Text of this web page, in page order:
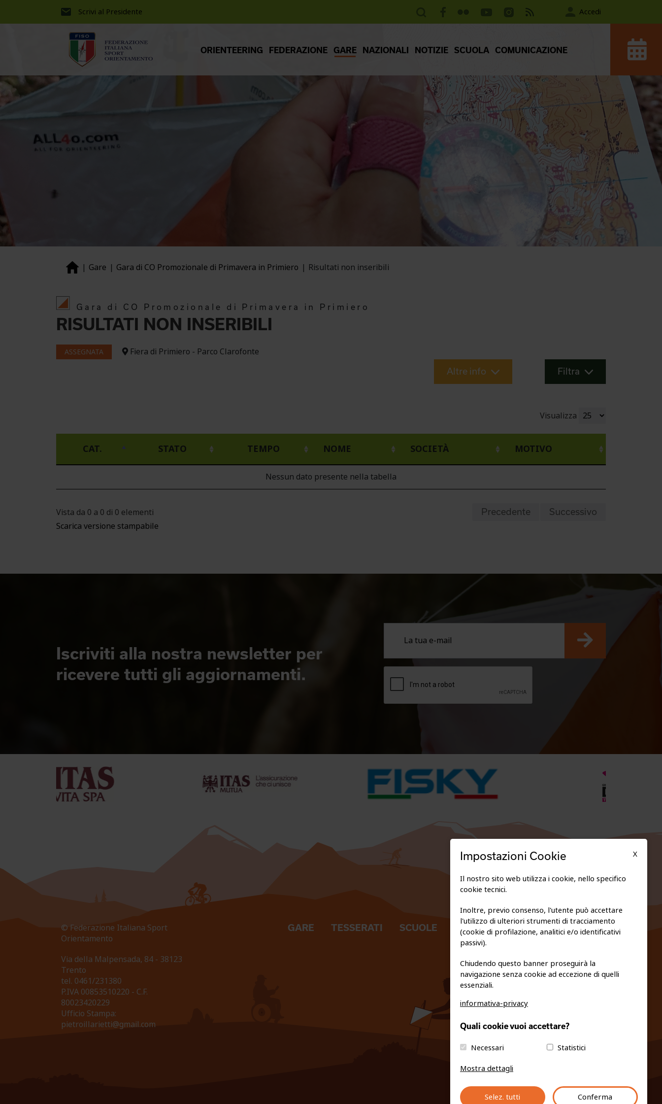
Scrivi al Presidente Accedi
ORIENTEERING FEDERAZIONE GARE NAZIONALI NOTIZIE SCUOLA COMUNICAZIONE
Gare Gara di CO Promozionale di Primavera in Primiero Risultati non inseribili
Gara di CO Promozionale di Primavera in Primiero
RISULTATI NON INSERIBILI
ASSEGNATA Fiera di Primiero - Parco Clarofonte
Altre info Filtra
Visualizza
CAT. STATO TEMPO NOME SOCIETÀ MOTIVO
Nessun dato presente nella tabella
Vista da 0 a 0 di 0 elementi Precedente Successivo
Scarica versione stampabile
Iscriviti alla nostra newsletter per
ricevere tutti gli aggiornamenti.
© Federazione Italiana Sport
Orientamento
Via della Malpensada, 84 - 38123
Trento
tel. 0461/231380
P.IVA 00853510220 - C.F.
80023420229
Ufficio Stampa:
pietroillarietti@gmail.com
GARE TESSERATI SCUOLE
FEDERAZIONE TRASPARENTE
PRIVACY E COOKIE POLICY
info@fiso.it |fiso@pec-mail.eu
X
Impostazioni Cookie
Il nostro sito web utilizza i cookie, nello specifico
cookie tecnici.
Inoltre, previo consenso, l'utente può accettare
l'utilizzo di ulteriori strumenti di tracciamento
(cookie di profilazione, analitici e/o identificativi
passivi).
Chiudendo questo banner proseguirà la
navigazione senza cookie ad eccezione di quelli
essenziali.
informativa-privacy
Quali cookie vuoi accettare?
Necessari
Statistici
Mostra dettagli
Selez. tutti Conferma